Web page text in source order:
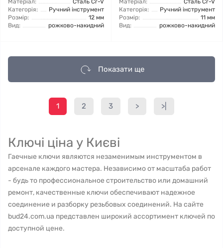
Матеріал:
Сталь Cr-V
Категорія:
Ручний інструмент
Розмір:
12 мм
Вид:
рожково-накидний
Матеріал:
Сталь Cr-V
Категорія:
Ручний інструмент
Розмір:
11 мм
Вид:
рожково-накидний
Показати ще
1 2 3 > >|
Ключі ціна у Києві
Гаечные ключи являются незаменимым инструментом в
арсенале каждого мастера. Независимо от масштаба работ
- будь то профессиональное строительство или домашний
ремонт, качественные ключи обеспечивают надежное
соединение и разборку резьбовых соединений. На сайте
bud24.com.ua представлен широкий ассортимент ключей по
доступной цене.